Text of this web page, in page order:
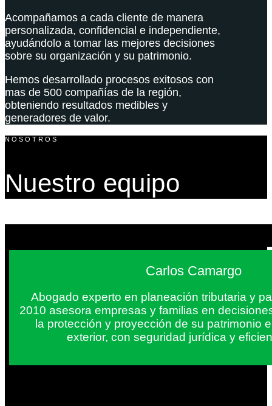
Acompañamos a cada cliente de manera
personalizada, confidencial e independiente,
ayudándolo a tomar las mejores decisiones
sobre su organización y su patrimonio.
Hemos desarrollado procesos exitosos con
mas de 500 compañías de la región,
obteniendo resultados medibles y
generadores de valor.
NOSOTROS
Nuestro equipo
Carlos Camargo
Abogado experto en planeación tributaria y
2010 asesora empresas y familias en
la protección y proyección de su patrimonio
exterior, con seguridad jurídica y